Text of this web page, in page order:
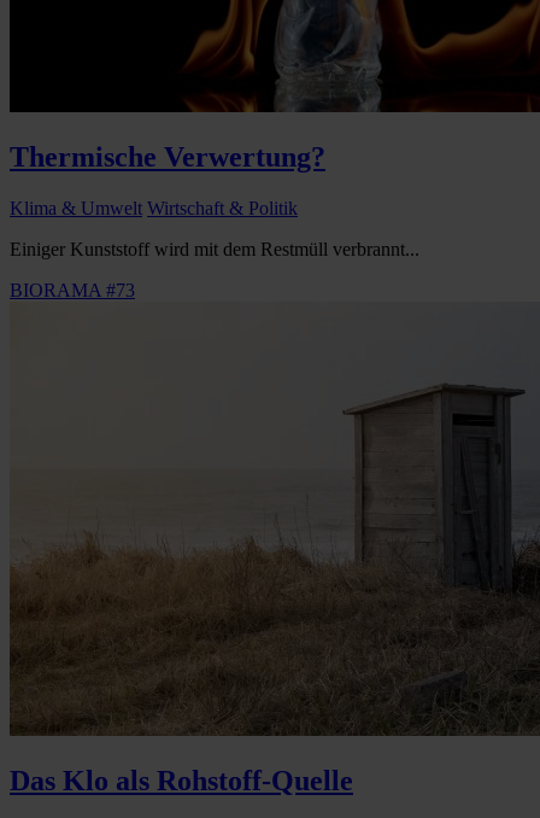
Thermische Verwertung?
Klima & Umwelt Wirtschaft & Politik
Einiger Kunststoff wird mit dem Restmüll verbrannt...
BIORAMA #73
Das Klo als Rohstoff-Quelle